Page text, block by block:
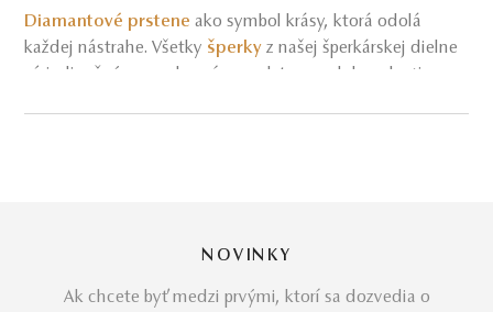
Diamantové prstene ako symbol krásy, ktorá odolá
každej nástrahe. Všetky šperky z našej šperkárskej dielne
sú jedinečným zosobnením predstavy o dokonalosti
NOVINKY
Ak chcete byť medzi prvými, ktorí sa dozvedia o